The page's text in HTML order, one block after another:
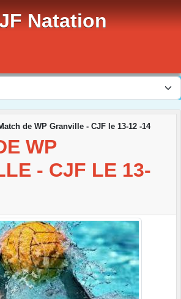
Natation
de WP Granville - CJF le 13-12 -14
WP
- CJF LE 13-
cookies